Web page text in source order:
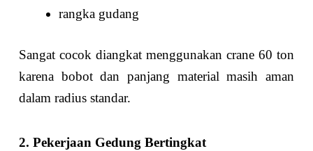
rangka gudang
Sangat cocok diangkat menggunakan crane 60 ton
karena bobot dan panjang material masih aman
dalam radius standar.
2. Pekerjaan Gedung Bertingkat